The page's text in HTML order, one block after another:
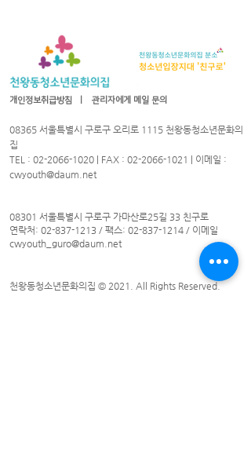
개인정보취급방침 관리자에게 메일 문의
08365 서울특별시 구로구 오리로 1115 천왕동청소년문화의
집
TEL : 02-2066-1020 | FAX : 02-2066-1021
| 이메일 :
cwyouth@daum.net
08301 서울특별시 구로구 가마산로25길 33 친구로
연락처: 02-837-1213 / 팩스: 02-837-1214 / 이메일
cwyouth_guro@daum.net
천왕동청소년문화의집 © 2021. All Rights Reserved.